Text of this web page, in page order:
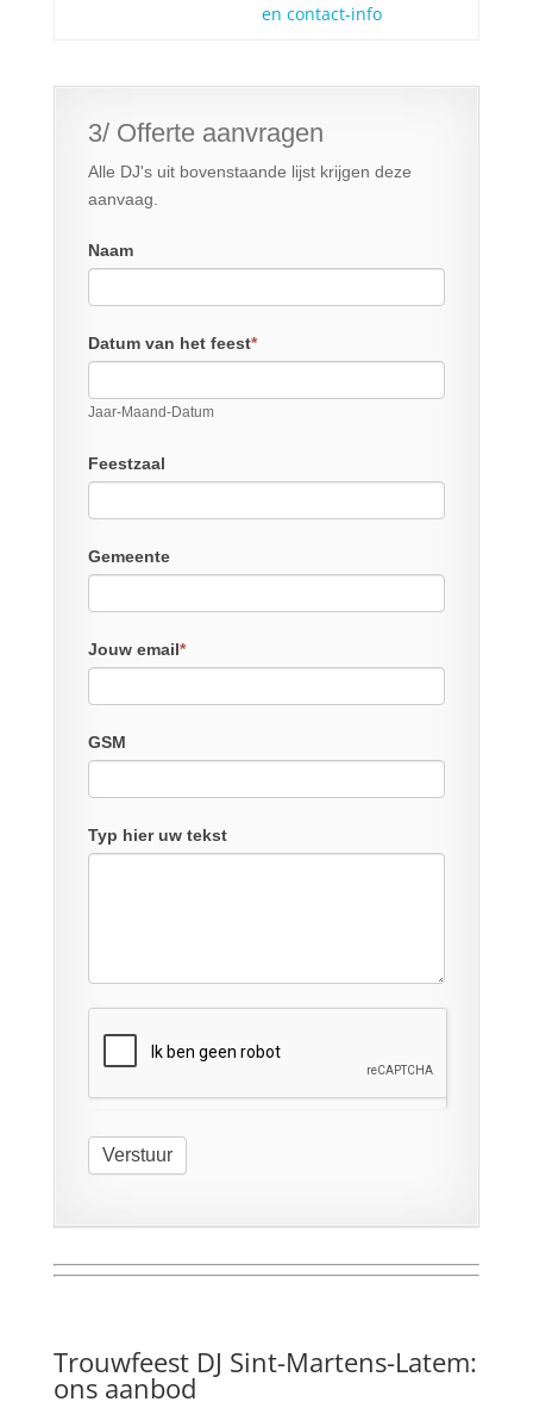
en contact-info
3/ Offerte aanvragen
Alle DJ's uit bovenstaande lijst krijgen deze
aanvaag.
Naam
Datum van het feest*
Jaar-Maand-Datum
Feestzaal
Gemeente
Jouw email*
GSM
Typ hier uw tekst
Verstuur
Trouwfeest DJ Sint-Martens-Latem:
ons aanbod